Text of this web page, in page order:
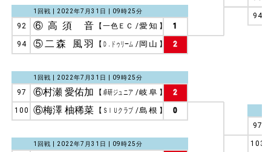
94
97
103
1回戦 | 2022年7月31日 | 09時25分
1
92 ⑥高須 音 【 一色ＥＣ /愛知 】
2
94 ⑤二森 風羽 【 Ｄ．ドゥリーム / 岡山 】
1回戦 | 2022年7月31日 | 09時25分
2
97 ⑥村瀬 愛佑加 【 卓研ジュニア /岐阜 】
0
100 ⑥梅澤 柚稀菜 【 ＳＩＵクラブ /島根 】
1回戦 | 2022年7月31日 | 09時25分